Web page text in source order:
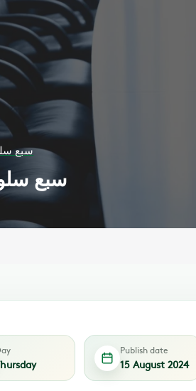
سبع
سبع
Publish date
15 August 2024